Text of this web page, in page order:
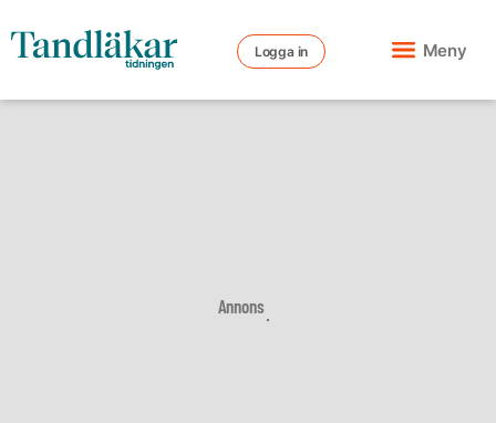
Logga in Meny
Annons